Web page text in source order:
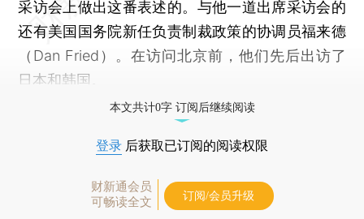
采访会上做出这番表述的。与他一道出席采访会的
还有美国国务院新任负责制裁政策的协调员福来德
（Dan Fried）。在访问北京前，他们先后出访了
日本和韩国。
本文共计0字 订阅后继续阅读
登录 后获取已订阅的阅读权限
财新通会员
可畅读全文
订阅/会员升级